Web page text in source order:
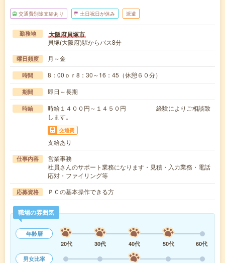
交通費別途支給あり 土日祝日が休み 派遣
勤務地 大阪府貝塚市
貝塚(大阪府)駅からバス8分
曜日頻度 月～金
時間 8：00ｏｒ8：30～16：45（休憩６０分）
期間 即日～長期
時給
時給１４００円～１４５０円 経験によりご相談致
します。
交通費
支給あり
仕事内容
営業事務
社員さんのサポート業務になります・見積・入力業務・電話
応対・ファイリング等
応募資格 ＰＣの基本操作できる方
職場の雰囲気
年齢層
20代
30代 40代 50代
60代
男女比率